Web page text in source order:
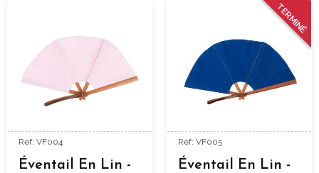
Ref: VF004
Éventail En Lin -
TERMINÉ
Ref: VF005
Éventail En Lin -